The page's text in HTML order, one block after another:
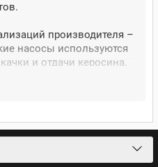
производителя –
насосы используются
и отдачи керосина,
топлива, антифриза,
основе, масла и спирта.